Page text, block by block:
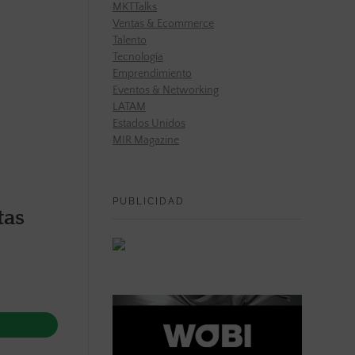
MKTTalks
Ventas & Ecommerce
Talento
Tecnología
Emprendimiento
Eventos & Networking
LATAM
Estados Unidos
MIR Magazine
PUBLICIDAD